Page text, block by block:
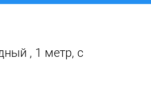
, 1 метр, с